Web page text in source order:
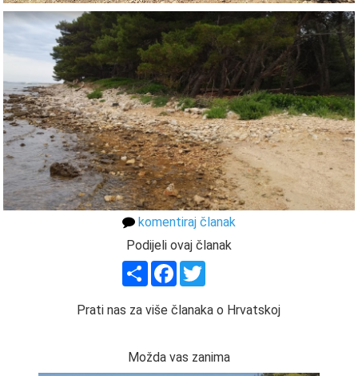
komentiraj članak
Podijeli ovaj članak
ShareFacebook
Prati nas za više članaka o Hrvatskoj
Možda vas zanima